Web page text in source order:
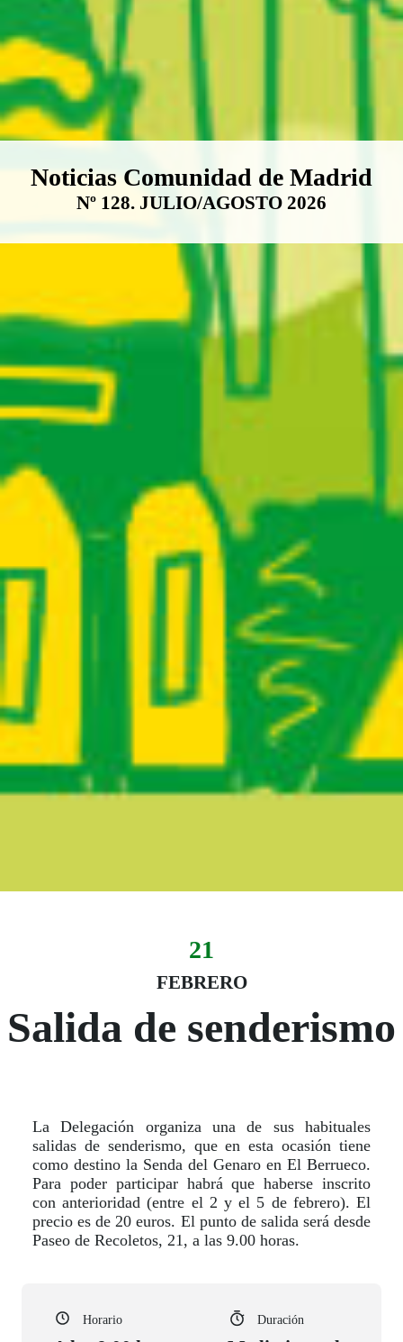
Boletín Noticias Comunidad de
Noticias Comunidad de Madrid
Nº 128. JULIO/AGOSTO 2026
Fecha del evento
21
FEBRERO
21 febrero
Salida de senderismo
La Delegación organiza una de sus habituales
salidas de senderismo, que en esta ocasión tiene
como destino la Senda del Genaro en El Berrueco.
Para poder participar habrá que haberse inscrito
con anterioridad (entre el 2 y el 5 de febrero). El
precio es de 20 euros. El punto de salida será desde
Paseo de Recoletos, 21, a las 9.00 horas.
Horario Duración